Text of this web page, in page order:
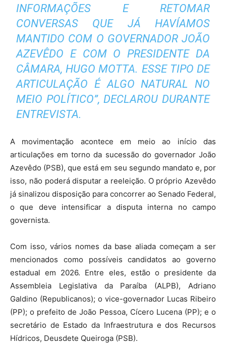
INFORMAÇÕES E RETOMAR
CONVERSAS QUE JÁ HAVÍAMOS
MANTIDO COM O GOVERNADOR JOÃO
AZEVÊDO E COM O PRESIDENTE DA
CÂMARA, HUGO MOTTA. ESSE TIPO DE
ARTICULAÇÃO É ALGO NATURAL NO
MEIO POLÍTICO”, DECLAROU DURANTE
ENTREVISTA.
A movimentação acontece em meio ao início das
articulações em torno da sucessão do governador João
Azevêdo (PSB), que está em seu segundo mandato e, por
isso, não poderá disputar a reeleição. O próprio Azevêdo
já sinalizou disposição para concorrer ao Senado Federal,
o que deve intensificar a disputa interna no campo
governista.
Com isso, vários nomes da base aliada começam a ser
mencionados como possíveis candidatos ao governo
estadual em 2026. Entre eles, estão o presidente da
Assembleia Legislativa da Paraíba (ALPB), Adriano
Galdino (Republicanos); o vice-governador Lucas Ribeiro
(PP); o prefeito de João Pessoa, Cícero Lucena (PP); e o
secretário de Estado da Infraestrutura e dos Recursos
Hídricos, Deusdete Queiroga (PSB).